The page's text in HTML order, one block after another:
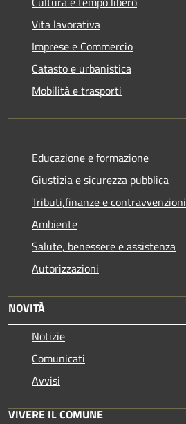
Vita lavorativa
Imprese e Commercio
Catasto e urbanistica
Mobilità e trasporti
Educazione e formazione
Giustizia e sicurezza pubblica
Tributi,finanze e contravvenzioni
Ambiente
Salute, benessere e assistenza
Autorizzazioni
NOVITÀ
Notizie
Comunicati
Avvisi
VIVERE IL COMUNE